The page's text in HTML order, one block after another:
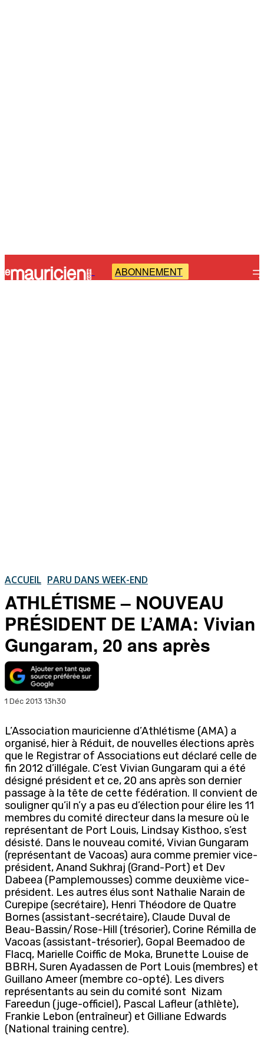
- ABONNEMENT
ACCUEIL PARU DANS WEEK-END
ATHLÉTISME – NOUVEAU
PRÉSIDENT DE L’AMA: Vivian
Gungaram, 20 ans après
1 Déc 2013 13h30
L’Association mauricienne d’Athlétisme (AMA) a
organisé, hier à Réduit, de nouvelles élections après
que le Registrar of Associations eut déclaré celle de
fin 2012 d’illégale. C’est Vivian Gungaram qui a été
désigné président et ce, 20 ans après son dernier
passage à la tête de cette fédération. Il convient de
souligner qu’il n’y a pas eu d’élection pour élire les 11
membres du comité directeur dans la mesure où le
représentant de Port Louis, Lindsay Kisthoo, s’est
désisté. Dans le nouveau comité, Vivian Gungaram
(représentant de Vacoas) aura comme premier vice-
président, Anand Sukhraj (Grand-Port) et Dev
Dabeea (Pamplemousses) comme deuxième vice-
président. Les autres élus sont Nathalie Narain de
Curepipe (secrétaire), Henri Théodore de Quatre
Bornes (assistant-secrétaire), Claude Duval de
Beau-Bassin/Rose-Hill (trésorier), Corine Rémilla de
Vacoas (assistant-trésorier), Gopal Beemadoo de
Flacq, Marielle Coiffic de Moka, Brunette Louise de
BBRH, Suren Ayadassen de Port Louis (membres) et
Guillano Ameer (membre co-opté). Les divers
représentants au sein du comité sont Nizam
Fareedun (juge-officiel), Pascal Lafleur (athlète),
Frankie Lebon (entraîneur) et Gilliane Edwards
(National training centre).